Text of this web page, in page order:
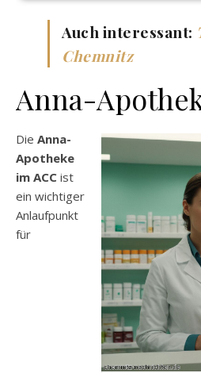
Auch interessant:
Chemnitz
Anna-
Die Anna-
Apotheke
im ACC ist
ein wichtiger
Anlaufpunkt
für